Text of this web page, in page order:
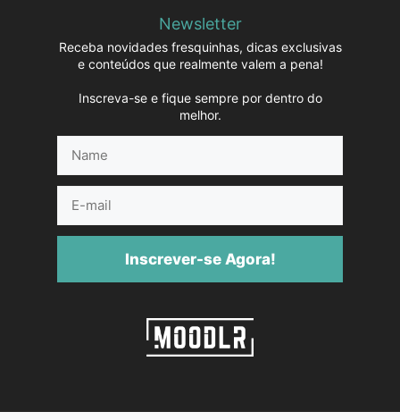
Newsletter
Receba novidades fresquinhas, dicas exclusivas
e conteúdos que realmente valem a pena!
Inscreva-se e fique sempre por dentro do
melhor.
mail
Inscrever-se Agora!